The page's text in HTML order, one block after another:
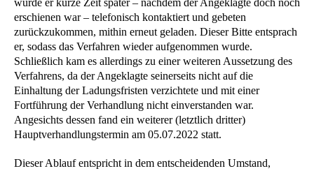
erschienen war – telefonisch kontaktiert und gebeten
zurückzukommen, mithin erneut geladen. Dieser Bitte entsprach
er, sodass das Verfahren wieder aufgenommen wurde.
Schließlich kam es allerdings zu einer weiteren Aussetzung des
Verfahrens, da der Angeklagte seinerseits nicht auf die
Einhaltung der Ladungsfristen verzichtete und mit einer
Fortführung der Verhandlung nicht einverstanden war.
Angesichts dessen fand ein weiterer (letztlich dritter)
Hauptverhandlungstermin am 05.07.2022 statt.
Dieser Ablauf entspricht in dem entscheidenden Umstand,